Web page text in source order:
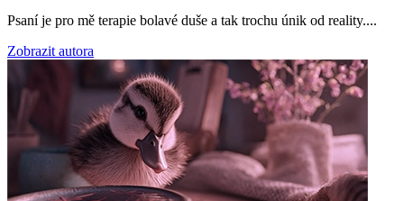
Psaní je pro mě terapie bolavé duše a tak trochu únik od reality....
Zobrazit autora